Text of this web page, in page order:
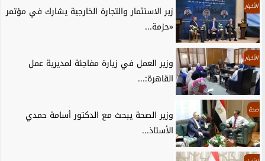
الأخبار
زير الاستثمار والتجارة الخارجية يشارك في مؤتمر
«حزمة...
الأخبار
وزير العمل في زيارة مفاجئة لمديرية عمل
القاهرة:...
صحة
وزير الصحة يبحث مع الدكتور أسامة حمدي
الأستاذ...